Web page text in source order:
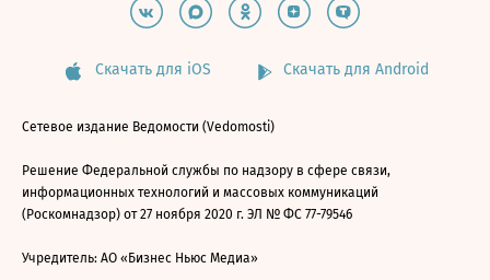
Скачать для iOS Скачать для Android
Сетевое издание Ведомости (Vedomosti)
Решение Федеральной службы по надзору в сфере связи,
информационных технологий и массовых коммуникаций
(Роскомнадзор) от 27 ноября 2020 г. ЭЛ № ФС 77-79546
Учредитель: АО «Бизнес Ньюс Медиа»